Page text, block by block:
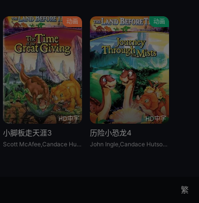
动画
HD中字
小脚板走天涯3
Scott McAfee,Candace Hutson,Heather Hogan
动画
HD中字
历险小恐龙4
John Ingle,Candace Hutson,Heather Hogan,Rob Paulsen,Jeff Bennett,Scott McAfee,Carol Bruce
繁